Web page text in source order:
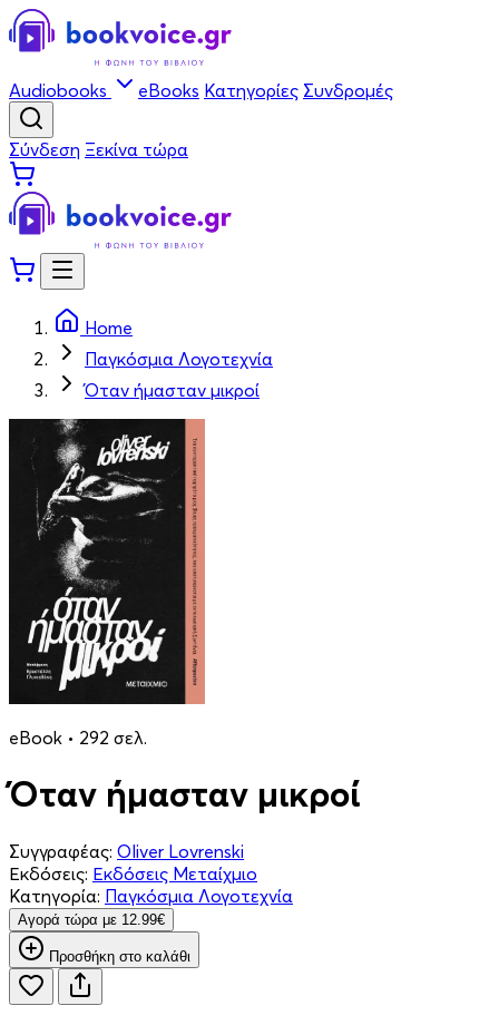
Audiobooks eBooks Κατηγορίες Συνδρομές
Σύνδεση Ξεκίνα τώρα
Home
Παγκόσμια Λογοτεχνία
Όταν ήμασταν μικροί
eBook • 292 σελ.
Όταν ήμασταν μικροί
Συγγραφέας: Oliver Lovrenski
Εκδόσεις: Εκδόσεις Μεταίχμιο
Κατηγορία: Παγκόσμια Λογοτεχνία
Aγορά τώρα με 12.99€
Προσθήκη στο καλάθι